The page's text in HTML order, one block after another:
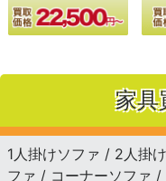
家具
1人掛けソファ / 2人掛
ファ / コーナーソファ